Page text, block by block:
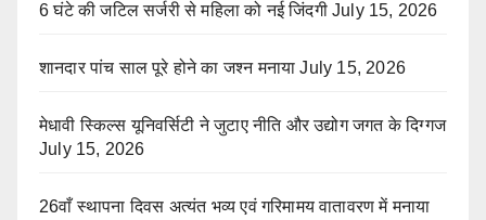
6 घंटे की जटिल सर्जरी से महिला को नई जिंदगी July 15, 2026
शानदार पांच साल पूरे होने का जश्न मनाया July 15, 2026
मेधावी स्किल्स यूनिवर्सिटी ने जुटाए नीति और उद्योग जगत के दिग्गज
July 15, 2026
26वाँ स्थापना दिवस अत्यंत भव्य एवं गरिमामय वातावरण में मनाया